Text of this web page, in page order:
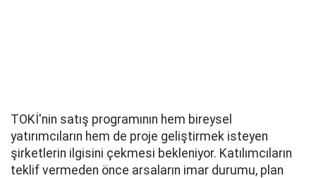
TOKİ'nin satış programının hem bireysel
yatırımcıların hem de proje geliştirmek isteyen
şirketlerin ilgisini çekmesi bekleniyor. Katılımcıların
teklif vermeden önce arsaların imar durumu, plan